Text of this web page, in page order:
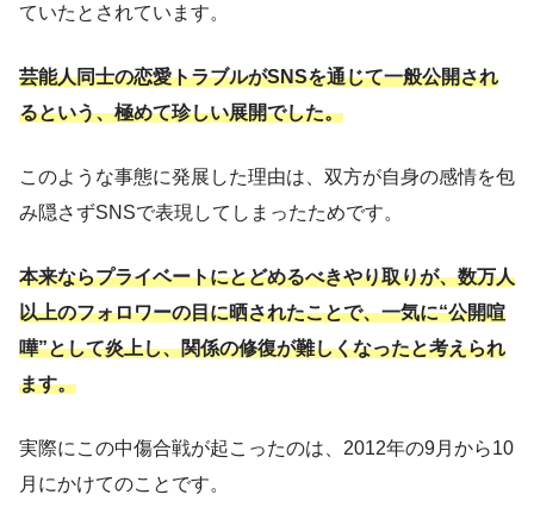
ていたとされています。
芸能人同士の恋愛トラブルがSNSを通じて一般公開され
るという、極めて珍しい展開でした。
このような事態に発展した理由は、双方が自身の感情を包
み隠さずSNSで表現してしまったためです。
本来ならプライベートにとどめるべきやり取りが、数万人
以上のフォロワーの目に晒されたことで、一気に“公開喧
嘩”として炎上し、関係の修復が難しくなったと考えられ
ます。
実際にこの中傷合戦が起こったのは、2012年の9月から10
月にかけてのことです。